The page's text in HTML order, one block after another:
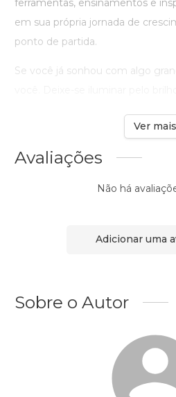
ferramentas, ensinamentos e
em sua própria jornada de
ponto de partida.
Se você já sonhou com algo
Ver mais
Avaliações
Não há
Adicionar uma
Sobre o Autor